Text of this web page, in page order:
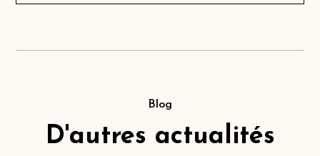
Blog
D'autres actualités